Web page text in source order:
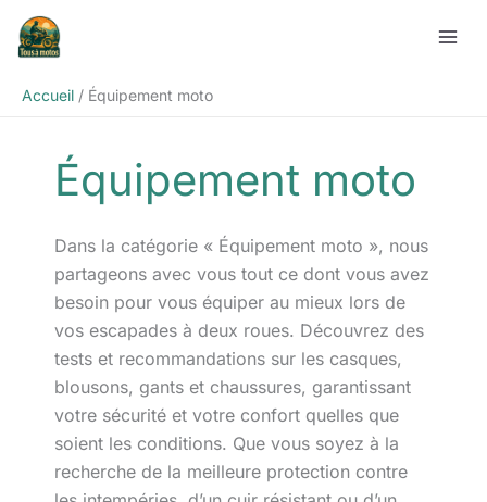
Accueil
Équipement moto
Équipement moto
Dans la catégorie « Équipement moto », nous
partageons avec vous tout ce dont vous avez
besoin pour vous équiper au mieux lors de
vos escapades à deux roues. Découvrez des
tests et recommandations sur les casques,
blousons, gants et chaussures, garantissant
votre sécurité et votre confort quelles que
soient les conditions. Que vous soyez à la
recherche de la meilleure protection contre
Rechercher